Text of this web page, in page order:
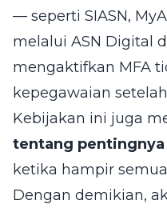
— seperti SIASN,
melalui ASN Digital
mengaktifkan MFA
kepegawaian
Kebijakan ini juga
tentang
ketika hampir
Dengan demikian,